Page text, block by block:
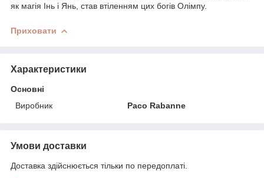
як магія Інь і Янь, став втіленням цих богів Олімпу.
Приховати
Характеристики
Основні
Виробник
Paco Rabanne
Умови доставки
Доставка здійснюється тільки по передоплаті.